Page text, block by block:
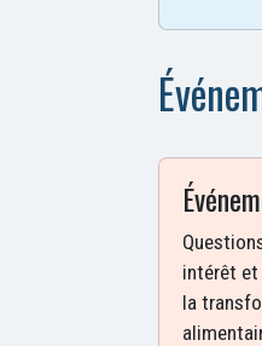
intérêt et
la